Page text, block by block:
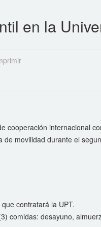
en la
cooperación internacional
de movilidad durante el
contratará la UPT.
comidas: desayuno,